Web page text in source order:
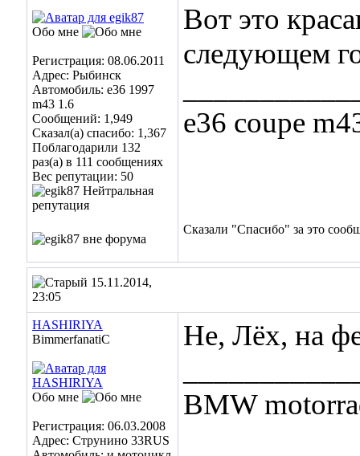
Обо мне
Регистрация: 08.06.2011
Адрес: Рыбинск
Автомобиль: e36 1997
m43 1.6
Сообщений: 1,949
Сказал(а) спасибо: 1,367
Поблагодарили 132
раз(а) в 111 сообщениях
Вес репутации: 50
Вот это
следующем
e36 coupe
Сказали "Спасибо" за это
15.11.2014,
23:05
HASHIRIYA
BimmerfanatiC
Обо мне
Регистрация: 06.03.2008
Адрес: Струнино 33RUS
Не, Лёх, на
BMW